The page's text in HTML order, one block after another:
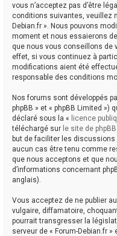
vous n’acceptez pas d’être
conditions suivantes, veuillez
Debian.fr ». Nous pouvons
moment et nous essaierons
que nous vous conseillons de
effet, si vous continuez à
modifications aient été
responsable des conditions
Nos forums sont développés
phpBB » et « phpBB Limited
déclaré sous la « licence
téléchargé sur le site de phpBB
but de faciliter les discussions
aucun cas être tenu comme
que nous acceptons et que
d’informations concernant
anglais).
Vous acceptez de ne publier
vulgaire, diffamatoire,
pourrait transgresser la
serveur de « Forum-Debian.fr